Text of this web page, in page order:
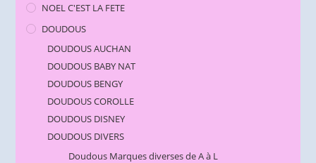
NOEL C'EST LA FETE
DOUDOUS
DOUDOUS AUCHAN
DOUDOUS BABY NAT
DOUDOUS BENGY
DOUDOUS COROLLE
DOUDOUS DISNEY
DOUDOUS DIVERS
Doudous Marques diverses de A à L